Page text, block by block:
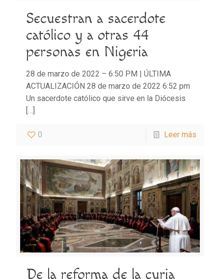
Secuestran a sacerdote
católico y a otras 44
personas en Nigeria
28 de marzo de 2022 – 6:50 PM | ÚLTIMA
ACTUALIZACIÓN 28 de marzo de 2022 6:52 pm
Un sacerdote católico que sirve en la Diócesis
[…]
0 Leer más
De la reforma de la curia